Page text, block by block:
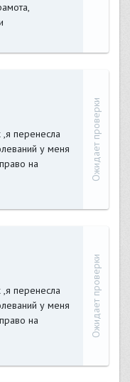
,я перенесла
у меня
на
Ожидает проверки
,я перенесла
у меня
на
Ожидает проверки